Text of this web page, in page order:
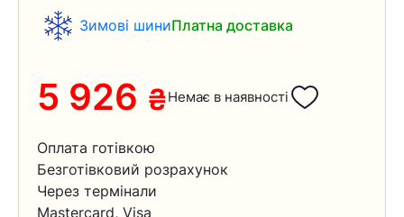
Зимові шиниПлатна доставка
5 926 ₴Немає в наявності
Оплата готівкою
Безготівковий розрахунок
Через термінали
Mastercard, Visa